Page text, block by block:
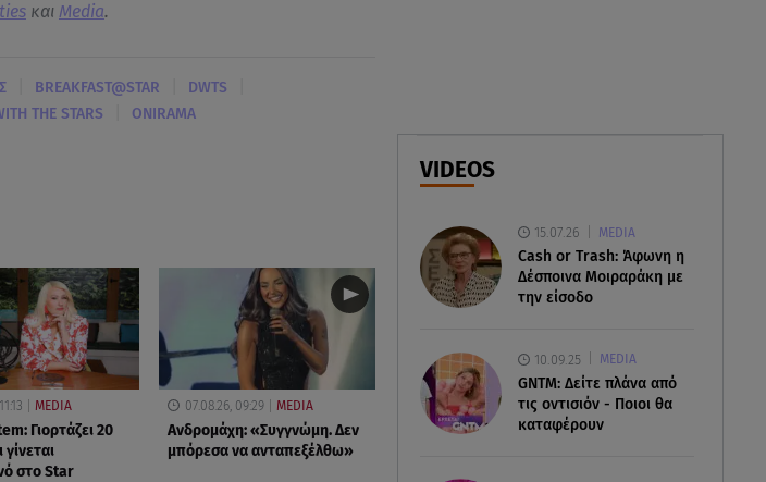
07.08.26 , 18:34
Έξοδος Αυγούστου: Στο 100% η
πληρότητα για Κυκλάδες
VIDEOS
15.07.26 MEDIA
Cash or Trash: Άφωνη η
Δέσποινα Μοιραράκη με
την είσοδο
10.09.25 MEDIA
GNTM: Δείτε πλάνα από
τις οντισιόν - Ποιοι θα
καταφέρουν
και Media.
BREAKFAST@STAR DWTS
THE STARS ONIRAMA
MEDIA
Γιορτάζει 20
γίνεται
στο Star
07.08.26, 09:29 MEDIA
Ανδρομάχη: «Συγγνώμη. Δεν
μπόρεσα να ανταπεξέλθω»